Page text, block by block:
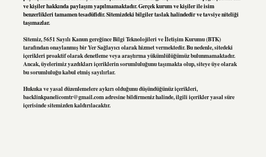
ve kişiler hakkında paylaşım yapılmamaktadır. Gerçek kurum ve kişiler ile isim
benzerlikleri tamamen tesadüfidir. Sitemizdeki bilgiler taslak halindedir ve tavsiye niteliği
taşımazlar.
Sitemiz, 5651 Sayılı Kanun gereğince Bilgi Teknolojileri ve İletişim Kurumu (BTK)
tarafından onaylanmış bir Yer Sağlayıcı olarak hizmet vermektedir. Bu nedenle, sitedeki
içerikleri proaktif olarak denetleme veya araştırma yükümlülüğümüz bulunmamaktadır.
Ancak, üyelerimiz yazdıkları içeriklerin sorumluluğunu taşımakta olup, siteye üye olarak
bu sorumluluğu kabul etmiş sayılırlar.
Hukuka ve yasal düzenlemelere aykırı olduğunu düşündüğünüz içerikleri,
backlinkpanelicomtr@gmail.comadresine bildirmeniz halinde, ilgili içerikler yasal süre
içerisinde sitemizden kaldırılacaktır.